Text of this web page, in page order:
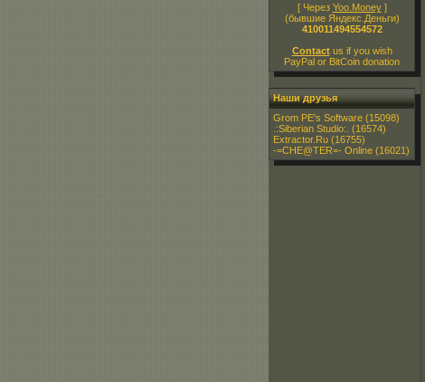
[ Через Yoo.Money]
(бывшие Яндекс.Деньги)
410011494554572
Contactus if you wish
PayPal or BitCoin donation
Наши друзья
Grom PE's Software (15098)
.:Siberian Studio:. (16574)
Extractor.Ru (16755)
-=CHE@TER=- Online (16021)